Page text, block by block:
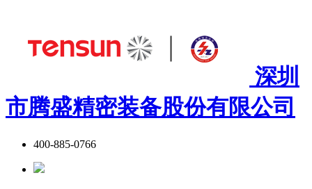
深圳
市腾盛精密装备股份有限公司
400-885-0766